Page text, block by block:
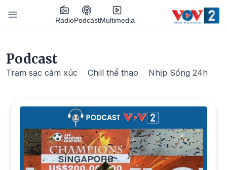
Nhảy đến nội dung
RadioPodcastMultimedia
Podcast
Trạm sạc cảm xúc Chill thể thao Nhịp Sống 24h